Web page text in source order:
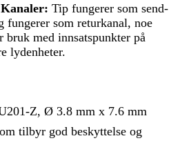
Tip fungerer som send-
fungerer som returkanal, noe
bruk med innsatspunkter på
lydenheter.
Z, Ø 3.8 mm x 7.6 mm
tilbyr god beskyttelse og